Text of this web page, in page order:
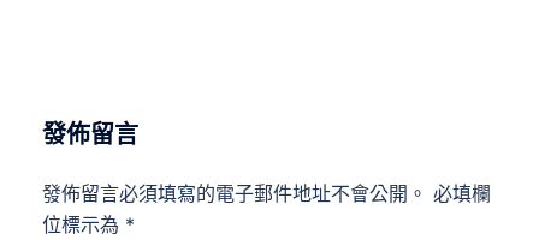
發佈留言
發佈留言必須填寫的電子郵件地址不會公開。 必填欄
位標示為 *